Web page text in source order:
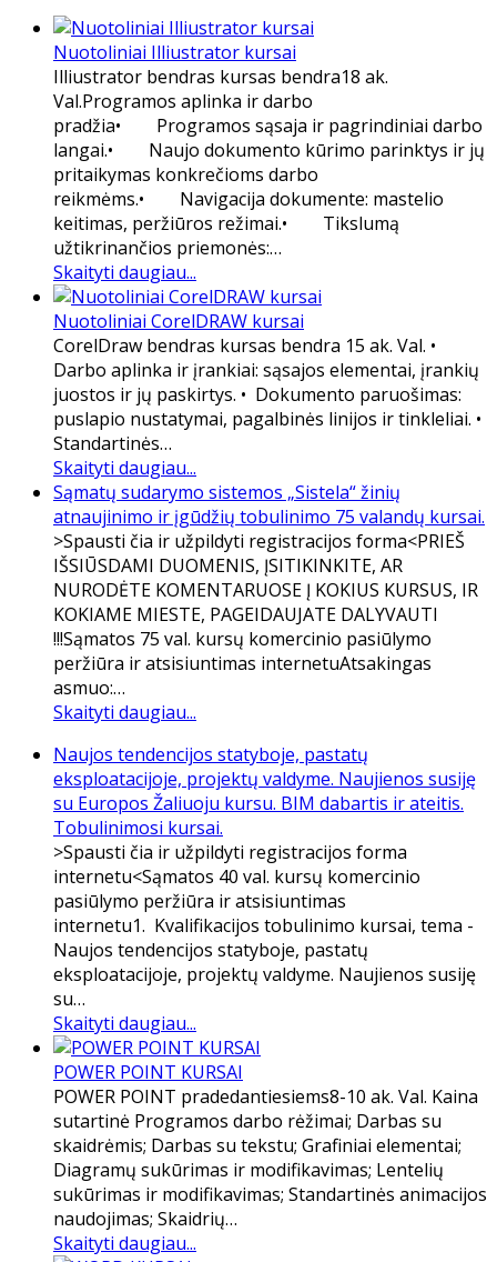
Nuotoliniai Illiustrator kursai
Illiustrator bendras kursas bendra18 ak.
Val.Programos aplinka ir darbo
pradžia• Programos sąsaja ir pagrindiniai darbo
langai.• Naujo dokumento kūrimo parinktys ir jų
pritaikymas konkrečioms darbo
reikmėms.• Navigacija dokumente: mastelio
keitimas, peržiūros režimai.• Tikslumą
užtikrinančios priemonės:…
Skaityti daugiau...
Nuotoliniai CorelDRAW kursai
CorelDraw bendras kursas bendra 15 ak. Val. •
Darbo aplinka ir įrankiai: sąsajos elementai, įrankių
juostos ir jų paskirtys. • Dokumento paruošimas:
puslapio nustatymai, pagalbinės linijos ir tinkleliai. •
Standartinės…
Skaityti daugiau...
Sąmatų sudarymo sistemos „Sistela“ žinių
atnaujinimo ir įgūdžių tobulinimo 75 valandų kursai.
​>Spausti čia ir užpildyti registracijos forma<PRIEŠ
IŠSIŪSDAMI DUOMENIS, ĮSITIKINKITE, AR
NURODĖTE KOMENTARUOSE Į KOKIUS KURSUS, IR
KOKIAME MIESTE, PAGEIDAUJATE DALYVAUTI
!!!Sąmatos 75 val. kursų komercinio pasiūlymo
peržiūra ir atsisiuntimas internetuAtsakingas
asmuo:…
Skaityti daugiau...
Naujos tendencijos statyboje, pastatų
eksploatacijoje, projektų valdyme. Naujienos susiję
su Europos Žaliuoju kursu. BIM dabartis ir ateitis.
Tobulinimosi kursai.
​​>Spausti čia ir užpildyti registracijos forma
internetu<Sąmatos 40 val. kursų komercinio
pasiūlymo peržiūra ir atsisiuntimas
internetu1. Kvalifikacijos tobulinimo kursai, tema -
Naujos tendencijos statyboje, pastatų
eksploatacijoje, projektų valdyme. Naujienos susiję
su…
Skaityti daugiau...
POWER POINT KURSAI
POWER POINT pradedantiesiems8-10 ak. Val. Kaina
sutartinė Programos darbo rėžimai; Darbas su
skaidrėmis; Darbas su tekstu; Grafiniai elementai;
Diagramų sukūrimas ir modifikavimas; Lentelių
sukūrimas ir modifikavimas; Standartinės animacijos
naudojimas; Skaidrių…
Skaityti daugiau...